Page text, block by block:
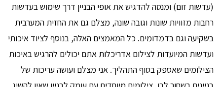
(עדשות זום) ומנסה להדגיש את אופי הבניין דרך שימוש בעדשות
רחבות מזוויות שונות וגובה שונה, מצלם גם את החזית המערבית
בשקיעה וגם בדמדומים. כל המאמצים האלה, בנוסף לציוד איכותי
ועדשות המיועדות לצילום אדריכלות אתם יכולים להרגיש באיכות
הצילומים שאספק בסוף התהליך. אני מצלם ועושה עריכות של